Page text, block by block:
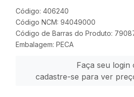
Código: 406240
Código NCM: 94049000
Código de Barras do Produto:
Embalagem: PECA
Faça seu login
cadastre-se para ver